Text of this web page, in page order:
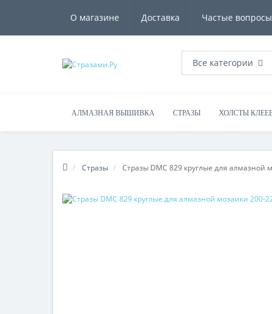
О магазине Доставка Частые вопросы
Все категории
АЛМАЗНАЯ ВЫШИВКА СТРАЗЫ ХОЛСТЫ
Стразы Стразы DMC 829 круглые для алмазной